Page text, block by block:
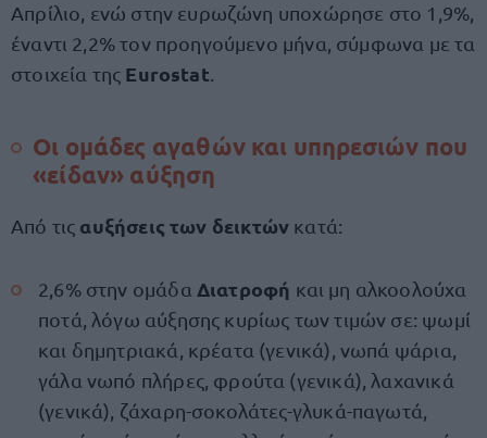
Απρίλιο, ενώ στην ευρωζώνη υποχώρησε στο 1,9%,
έναντι 2,2% τον προηγούμενο μήνα, σύμφωνα με τα
στοιχεία της Eurostat
Οι ομάδες αγαθών και υπηρεσιών που
«είδαν» αύξηση
Από τις αυξήσεις των δεικτών κατά:
2,6% στην ομάδα Διατροφή και μη αλκοολούχα
ποτά, λόγω αύξησης κυρίως των τιμών σε: ψωμί
και δημητριακά, κρέατα (γενικά), νωπά ψάρια,
γάλα νωπό πλήρες, φρούτα (γενικά), λαχανικά
(γενικά), ζάχαρη-σοκολάτες-γλυκά-παγωτά,